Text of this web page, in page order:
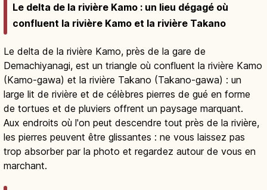
Le delta de la rivière Kamo : un lieu dégagé où
confluent la rivière Kamo et la rivière Takano
Le delta de la rivière Kamo, près de la gare de
Demachiyanagi, est un triangle où confluent la rivière Kamo
(Kamo-gawa) et la rivière Takano (Takano-gawa) : un
large lit de rivière et de célèbres pierres de gué en forme
de tortues et de pluviers offrent un paysage marquant.
Aux endroits où l'on peut descendre tout près de la rivière,
les pierres peuvent être glissantes : ne vous laissez pas
trop absorber par la photo et regardez autour de vous en
marchant.